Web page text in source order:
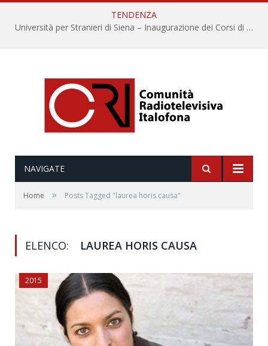
TENDENZA
Università per Stranieri di Siena – Inaugurazione dei Corsi di Lingua e Cultura Italiana, 109a annata
NAVIGATE
Home » Posts Tagged "laurea horis causa"
ELENCO: LAUREA HORIS CAUSA
2015